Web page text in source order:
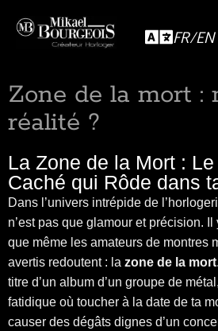
FR/EN
Zone de la mort :
réalité ?
La Zone de la Mort :
Caché qui Rôde dans
Dans l’univers intrépide de
n’est pas que glamour et précision.
que même les amateurs de montres
avertis redoutent : la zone de la mort
titre d’un album d’un groupe de
fatidique où toucher à la date de ta
causer des dégâts dignes d’un